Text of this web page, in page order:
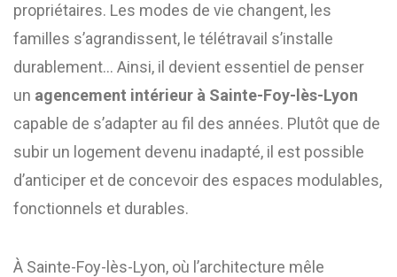
propriétaires. Les modes de vie changent, les
familles s’agrandissent, le télétravail s’installe
durablement… Ainsi, il devient essentiel de penser
un agencement intérieur à Sainte-Foy-lès-Lyon
capable de s’adapter au fil des années. Plutôt que de
subir un logement devenu inadapté, il est possible
d’anticiper et de concevoir des espaces modulables,
fonctionnels et durables.
À Sainte-Foy-lès-Lyon, où l’architecture mêle